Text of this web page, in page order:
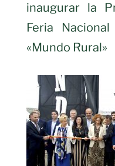
inaugurar la
Feria
«Mundo Rural»